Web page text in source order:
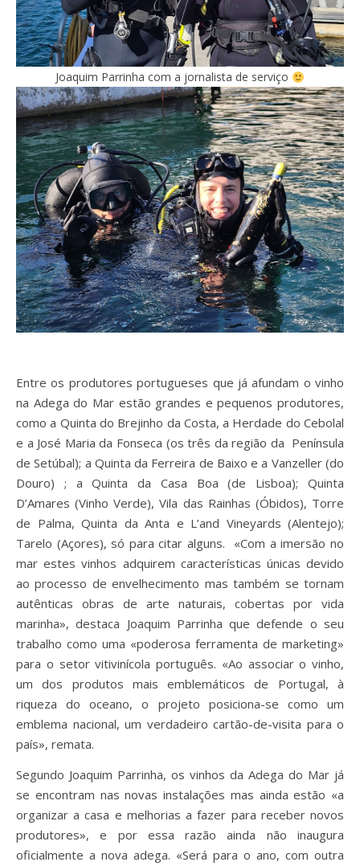
Joaquim Parrinha com a jornalista de serviço
Entre os produtores portugueses que já afundam o vinho
na Adega do Mar estão grandes e pequenos produtores,
como a Quinta do Brejinho da Costa, a Herdade do Cebolal
e a José Maria da Fonseca (os três da região da Península
de Setúbal); a Quinta da Ferreira de Baixo e a Vanzeller (do
Douro) ; a Quinta da Casa Boa (de Lisboa); Quinta
D’Amares (Vinho Verde), Vila das Rainhas (Óbidos), Torre
de Palma, Quinta da Anta e L’and Vineyards (Alentejo);
Tarelo (Açores), só para citar alguns. «Com a imersão no
mar estes vinhos adquirem características únicas devido
ao processo de envelhecimento mas também se tornam
autênticas obras de arte naturais, cobertas por vida
marinha», destaca Joaquim Parrinha que defende o seu
trabalho como uma «poderosa ferramenta de marketing»
para o setor vitivinícola português. «Ao associar o vinho,
um dos produtos mais emblemáticos de Portugal, à
riqueza do oceano, o projeto posiciona-se como um
emblema nacional, um verdadeiro cartão-de-visita para o
país», remata.
Segundo Joaquim Parrinha, os vinhos da Adega do Mar já
se encontram nas novas instalações mas ainda estão «a
organizar a casa e melhorias a fazer para receber novos
produtores», e por essa razão ainda não inaugura
oficialmente a nova adega. «Será para o ano, com outra